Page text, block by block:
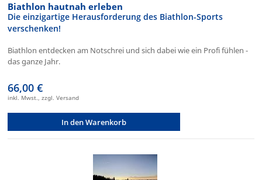
Biathlon hautnah erleben
Die einzigartige Herausforderung des Biathlon-Sports
verschenken!
Biathlon entdecken am Notschrei und sich dabei wie ein Profi fühlen -
das ganze Jahr.
66,00 €
inkl. Mwst., zzgl. Versand
In den Warenkorb